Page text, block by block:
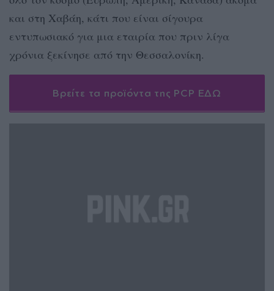
και στη Χαβάη, κάτι που είναι σίγουρα
εντυπωσιακό για μια εταιρία που πριν λίγα
χρόνια ξεκίνησε από την Θεσσαλονίκη.
Βρείτε τα προϊόντα της PCP ΕΔΩ